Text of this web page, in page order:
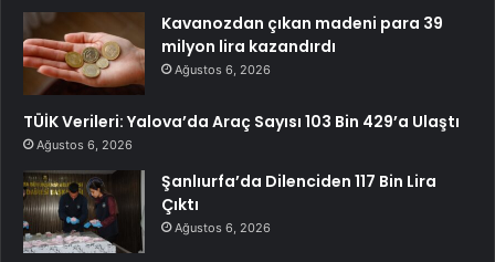
Kavanozdan çıkan madeni para 39
milyon lira kazandırdı
Ağustos 6, 2026
TÜİK Verileri: Yalova’da Araç Sayısı 103 Bin 429’a Ulaştı
Ağustos 6, 2026
Şanlıurfa’da Dilenciden 117 Bin Lira
Çıktı
Ağustos 6, 2026